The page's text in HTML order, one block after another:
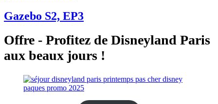
Gazebo S2, EP3
Offre - Profitez de Disneyland Paris
aux beaux jours !